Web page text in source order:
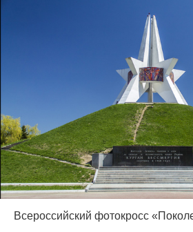
Всероссийский фотокросс